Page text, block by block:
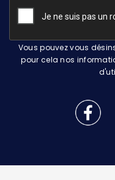
Vous pouvez vous
pour cela nos